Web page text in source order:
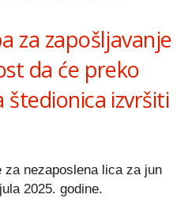
za zapošljavanje
da će preko
štedionica izvršiti
za nezaposlena lica za jun
2025. godine.